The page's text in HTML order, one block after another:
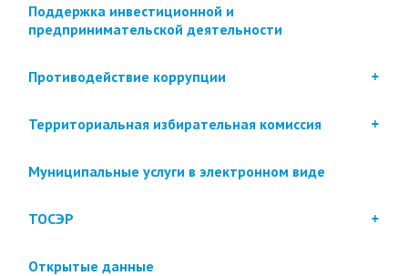
Поддержка инвестиционной и
предпринимательской деятельности
Противодействие коррупции
Территориальная избирательная комиссия
Муниципальные услуги в электронном виде
ТОСЭР
Открытые данные